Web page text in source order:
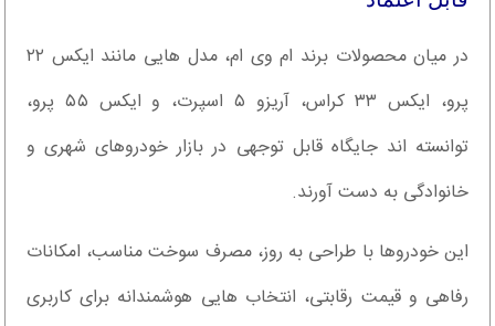
در میان محصولات برند ام وی ام، مدل هایی مانند ایکس ۲۲
پرو، ایکس ۳۳ کراس، آریزو ۵ اسپرت، و ایکس ۵۵ پرو،
توانسته اند جایگاه قابل توجهی در بازار خودروهای شهری و
خانوادگی به دست آورند.
این خودروها با طراحی به روز، مصرف سوخت مناسب، امکانات
رفاهی و قیمت رقابتی، انتخاب هایی هوشمندانه برای کاربری